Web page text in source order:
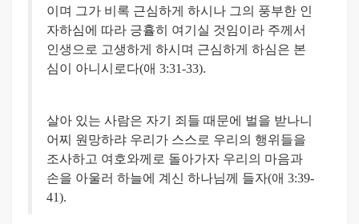
이며 그가 비록 근심하게 하시나 그의 풍부한 인
자하심에 따라 긍휼히 여기실 것임이라 주께서
인생으로 고생하게 하시며 근심하게 하심은 본
심이 아니시로다(애 3:31-33).
살아 있는 사람은 자기 죄들 때문에 벌을 받나니
어찌 원망하랴 우리가 스스로 우리의 행위들을
조사하고 여호와께로 돌아가자 우리의 마음과
손을 아울러 하늘에 계신 하나님께 들자(애 3:39-
41).